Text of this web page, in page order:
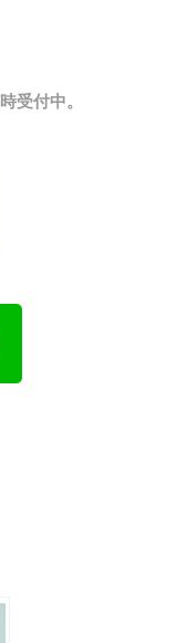
受付中。